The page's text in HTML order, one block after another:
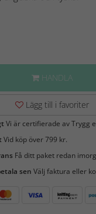
HANDLA
Lägg till i favoriter
Vi är certifierade av Trygg
Vid köp över 799 kr.
Få ditt paket redan
sen Välj faktura eller